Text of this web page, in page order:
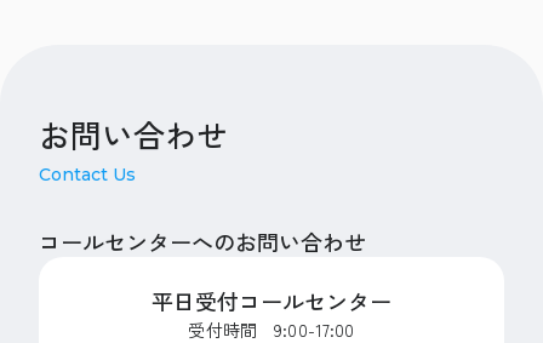
お問い合わせ
Contact Us
コールセンターへのお問い合わせ
平日受付コールセンター
受付時間 9:00-17:00